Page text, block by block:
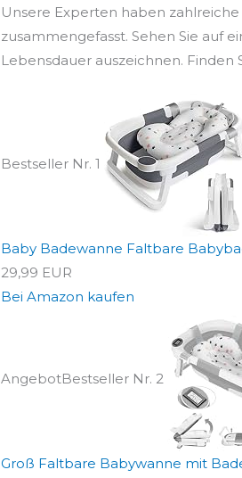
Unsere Experten haben
zusammengefasst. Sehen Sie auf
Lebensdauer auszeichnen.
Bestseller Nr. 1
Baby Badewanne Faltbare
29,99 EUR
Bei Amazon kaufen
AngebotBestseller Nr. 2
Groß Faltbare Babywanne mit